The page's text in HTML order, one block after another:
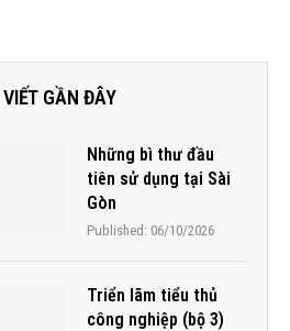
GẦN ĐÂY
Những bì thư đầu
tiên sử dụng tại Sài
Gòn
Published: 06/10/2026
Triển lãm tiểu thủ
công nghiệp (bộ 3)